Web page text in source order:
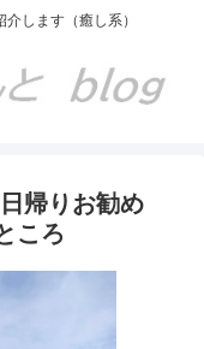
します（癒し系）
りお勧め
ころ